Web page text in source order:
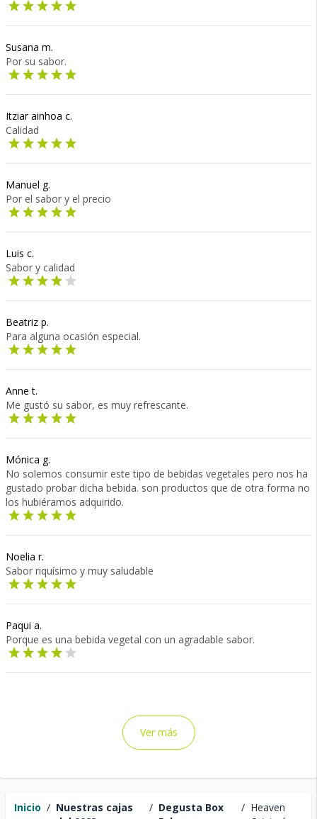
Inicio / Nuestras cajas
/ Degusta Box
/ Heaven
Susana m.
Por su sabor.
Itziar ainhoa c.
Calidad
Manuel g.
Por el sabor y el precio
Luis c.
Sabor y calidad
Beatriz p.
Para alguna ocasión especial.
Anne t.
Me gustó su sabor, es muy refrescante.
Mónica g.
No solemos consumir este tipo de bebidas vegetales pero nos ha
gustado probar dicha bebida. son productos que de otra forma no
los hubiéramos adquirido.
Noelia r.
Sabor riquísimo y muy saludable
Paqui a.
Porque es una bebida vegetal con un agradable sabor.
Ver más